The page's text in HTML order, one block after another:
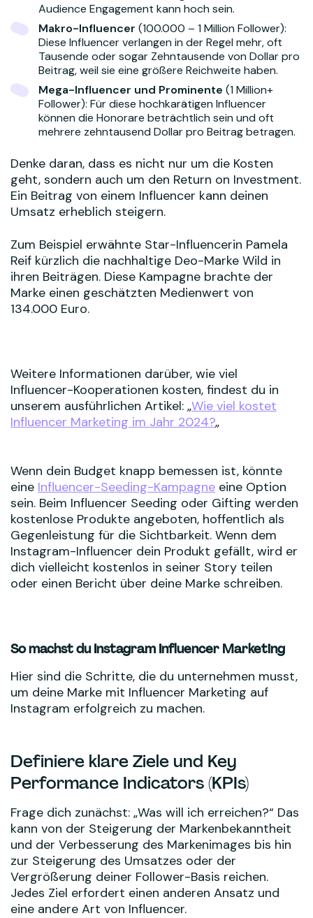
Audience Engagement kann hoch sein.
Makro-Influencer (100.000 – 1 Million Follower):
Diese Influencer verlangen in der Regel mehr, oft
Tausende oder sogar Zehntausende von Dollar pro
Beitrag, weil sie eine größere Reichweite haben.
Mega-Influencer und Prominente (1 Million+
Follower): Für diese hochkarätigen Influencer
können die Honorare beträchtlich sein und oft
mehrere zehntausend Dollar pro Beitrag betragen.
Denke daran, dass es nicht nur um die Kosten
geht, sondern auch um den Return on Investment.
Ein Beitrag von einem Influencer kann deinen
Umsatz erheblich steigern.
Zum Beispiel erwähnte Star-Influencerin Pamela
Reif kürzlich die nachhaltige Deo-Marke Wild in
ihren Beiträgen. Diese Kampagne brachte der
Marke einen geschätzten Medienwert von
134.000 Euro.
Weitere Informationen darüber, wie viel
Influencer-Kooperationen kosten, findest du in
unserem ausführlichen Artikel: „Wie viel kostet
Influencer Marketing im Jahr 2024?„
Wenn dein Budget knapp bemessen ist, könnte
eine Influencer-Seeding-Kampagne eine Option
sein. Beim Influencer Seeding oder Gifting werden
kostenlose Produkte angeboten, hoffentlich als
Gegenleistung für die Sichtbarkeit. Wenn dem
Instagram-Influencer dein Produkt gefällt, wird er
dich vielleicht kostenlos in seiner Story teilen
oder einen Bericht über deine Marke schreiben.
So machst du Instagram Influencer Marketing
Hier sind die Schritte, die du unternehmen musst,
um deine Marke mit Influencer Marketing auf
Instagram erfolgreich zu machen.
Definiere klare Ziele und Key
Performance Indicators (KPIs)
Frage dich zunächst: „Was will ich erreichen?“ Das
kann von der Steigerung der Markenbekanntheit
und der Verbesserung des Markenimages bis hin
zur Steigerung des Umsatzes oder der
Vergrößerung deiner Follower-Basis reichen.
Jedes Ziel erfordert einen anderen Ansatz und
eine andere Art von Influencer.